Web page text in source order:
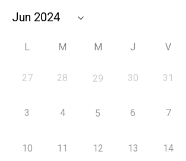
L M M J V
27 28 29 30 31
3 4 5 6 7
10 11 12 13 14